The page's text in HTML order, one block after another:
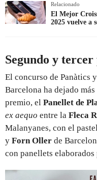
Relacionado
El Mejor
2025 vuelve a
Segundo y
El concurso de Panàtics
Barcelona ha dejado
premio, el Panellet de
ex aequo entre la Fleca
Malanyanes, con el
y Forn Oller de
con panellets elaborados